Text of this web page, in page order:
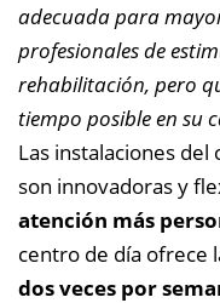
adecuada para
profesionales de
rehabilitación, pero
tiempo posible en su
Las instalaciones
son innovadoras y
atención más
centro de día ofrece
dos veces por